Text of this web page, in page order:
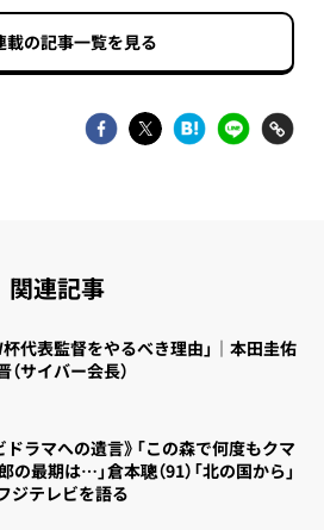
載の記事一覧を見る
関連記事
杯代表監督をやるべき理由」｜本田圭佑
サイバー会長）
ドラマへの遺言》「この森で何度もクマ
の最期は…」倉本聰（91）「北の国から」
ジテレビを語る